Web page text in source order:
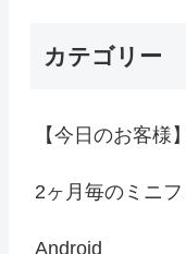
カテゴリー
【今日のお客様】
2ヶ月毎のミニ
Android